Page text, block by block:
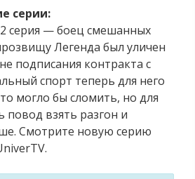
серии:
серия — боец смешанных
Легенда был уличен
подписания контракта с
спорт теперь для него
могло бы сломить, но для
взять разгон и
Смотрите новую серию